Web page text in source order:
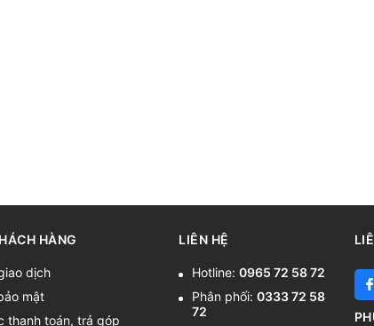
HÀNG
dịch
mật
thanh toán, trả góp
LIÊN HỆ
Hotline:0965 72 58 72
Phân phối:0333 72 58
72